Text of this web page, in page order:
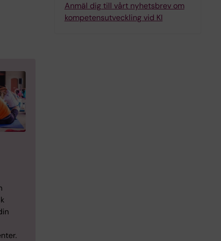
Anmäl dig till vårt nyhetsbrev om
kompetensutveckling vid KI